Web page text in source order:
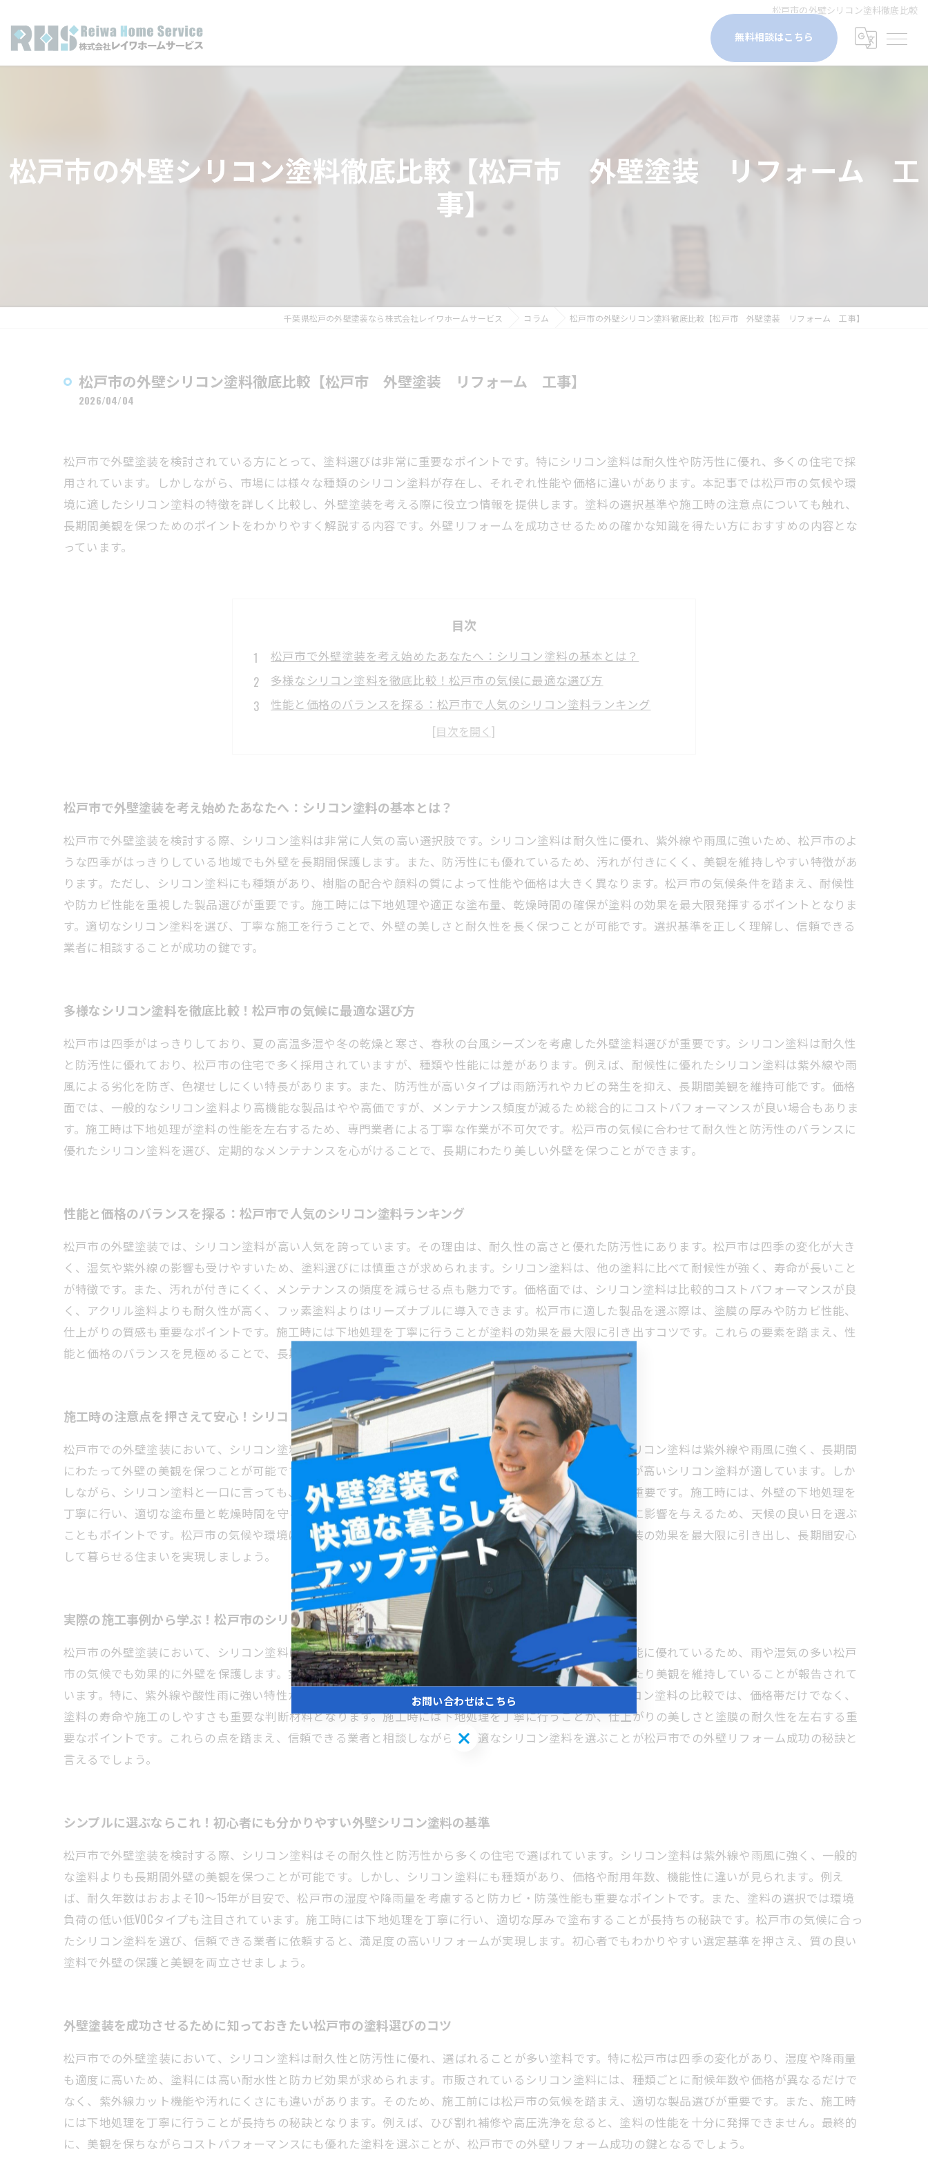
松戸市の外壁シリコン塗料徹底比較
無料相談はこちら
松戸市の外壁シリコン塗料徹底比較【松戸市 外壁塗装 リフォーム 工
事】
千葉県松戸の外壁塗装なら株式会社レイワホームサービス コラム 松戸市の外壁シリコン塗料徹底比較【松戸市 外壁塗装 リフォーム 工事】
松戸市の外壁シリコン塗料徹底比較【松戸市 外壁塗装 リフォーム 工事】
2026/04/04
松戸市で外壁塗装を検討されている方にとって、塗料選びは非常に重要なポイントです。特にシリコン塗料は耐久性や防汚性に優れ、多くの住宅で採
用されています。しかしながら、市場には様々な種類のシリコン塗料が存在し、それぞれ性能や価格に違いがあります。本記事では松戸市の気候や環
境に適したシリコン塗料の特徴を詳しく比較し、外壁塗装を考える際に役立つ情報を提供します。塗料の選択基準や施工時の注意点についても触れ、
長期間美観を保つためのポイントをわかりやすく解説する内容です。外壁リフォームを成功させるための確かな知識を得たい方におすすめの内容とな
っています。
目次
松戸市で外壁塗装を考え始めたあなたへ：シリコン塗料の基本とは？
多様なシリコン塗料を徹底比較！松戸市の気候に最適な選び方
性能と価格のバランスを探る：松戸市で人気のシリコン塗料ランキング
施工時の注意点を押さえて安心！シリコン塗料で長持ちする外壁塗装へ
外壁塗装を成功させるために知っておきたい松戸市の塗料選びのコツ
松戸市で外壁塗装を考え始めたあなたへ：シリコン塗料の基本とは？
松戸市で外壁塗装を検討する際、シリコン塗料は非常に人気の高い選択肢です。シリコン塗料は耐久性に優れ、紫外線や雨風に強いため、松戸市のよ
うな四季がはっきりしている地域でも外壁を長期間保護します。また、防汚性にも優れているため、汚れが付きにくく、美観を維持しやすい特徴があ
ります。ただし、シリコン塗料にも種類があり、樹脂の配合や顔料の質によって性能や価格は大きく異なります。松戸市の気候条件を踏まえ、耐候性
や防カビ性能を重視した製品選びが重要です。施工時には下地処理や適正な塗布量、乾燥時間の確保が塗料の効果を最大限発揮するポイントとなりま
す。適切なシリコン塗料を選び、丁寧な施工を行うことで、外壁の美しさと耐久性を長く保つことが可能です。選択基準を正しく理解し、信頼できる
業者に相談することが成功の鍵です。
多様なシリコン塗料を徹底比較！松戸市の気候に最適な選び方
松戸市は四季がはっきりしており、夏の高温多湿や冬の乾燥と寒さ、春秋の台風シーズンを考慮した外壁塗料選びが重要です。シリコン塗料は耐久性
と防汚性に優れており、松戸市の住宅で多く採用されていますが、種類や性能には差があります。例えば、耐候性に優れたシリコン塗料は紫外線や雨
風による劣化を防ぎ、色褪せしにくい特長があります。また、防汚性が高いタイプは雨筋汚れやカビの発生を抑え、長期間美観を維持可能です。価格
面では、一般的なシリコン塗料より高機能な製品はやや高価ですが、メンテナンス頻度が減るため総合的にコストパフォーマンスが良い場合もありま
す。施工時は下地処理が塗料の性能を左右するため、専門業者による丁寧な作業が不可欠です。松戸市の気候に合わせて耐久性と防汚性のバランスに
優れたシリコン塗料を選び、定期的なメンテナンスを心がけることで、長期にわたり美しい外壁を保つことができます。
性能と価格のバランスを探る：松戸市で人気のシリコン塗料ランキング
松戸市の外壁塗装では、シリコン塗料が高い人気を誇っています。その理由は、耐久性の高さと優れた防汚性にあります。松戸市は四季の変化が大き
く、湿気や紫外線の影響も受けやすいため、塗料選びには慎重さが求められます。シリコン塗料は、他の塗料に比べて耐候性が強く、寿命が長いこと
が特徴です。また、汚れが付きにくく、メンテナンスの頻度を減らせる点も魅力です。価格面では、シリコン塗料は比較的コストパフォーマンスが良
く、アクリル塗料よりも耐久性が高く、フッ素塗料よりはリーズナブルに導入できます。松戸市に適した製品を選ぶ際は、塗膜の厚みや防カビ性能、
仕上がりの質感も重要なポイントです。施工時には下地処理を丁寧に行うことが塗料の効果を最大限に引き出すコツです。これらの要素を踏まえ、性
能と価格のバランスを見極めることで、長期間にわたり美しい外観を保つことが可能になります。
施工時の注意点を押さえて安心！シリコン塗料で長持ちする外壁塗装へ
松戸市での外壁塗装において、シリコン塗料はその耐久性と防汚性能から多くの住宅で選ばれています。シリコン塗料は紫外線や雨風に強く、長期間
にわたって外壁の美観を保つことが可能です。特に松戸市は湿気や降雨がやや多いため、防かび・防藻性能が高いシリコン塗料が適しています。しか
しながら、シリコン塗料と一口に言っても、耐用年数や価格帯、含まれる成分に違いがあるため、選び方が重要です。施工時には、外壁の下地処理を
丁寧に行い、適切な塗布量と乾燥時間を守ることが長持ちの秘訣となります。また、気温や湿度が施工環境に影響を与えるため、天候の良い日を選ぶ
こともポイントです。松戸市の気候や環境に合ったシリコン塗料を選び、正しい施工を行うことで、外壁塗装の効果を最大限に引き出し、長期間安心
して暮らせる住まいを実現しましょう。
実際の施工事例から学ぶ！松戸市のシリコン塗料で美観を保つ秘訣
松戸市の外壁塗装において、シリコン塗料は人気の高い選択肢です。シリコン塗料は耐久性が高く、防汚性能に優れているため、雨や湿気の多い松戸
市の気候でも効果的に外壁を保護します。実際の施工事例では、シリコン塗料を使用した住宅が長期間にわたり美観を維持していることが報告されて
います。特に、紫外線や酸性雨に強い特性が、松戸の環境に適している点が評価されています。複数のシリコン塗料の比較では、価格帯だけでなく、
塗料の寿命や施工のしやすさも重要な判断材料となります。施工時には下地処理を丁寧に行うことが、仕上がりの美しさと塗膜の耐久性を左右する重
要なポイントです。これらの点を踏まえ、信頼できる業者と相談しながら、最適なシリコン塗料を選ぶことが松戸市での外壁リフォーム成功の秘訣と
言えるでしょう。
シンプルに選ぶならこれ！初心者にも分かりやすい外壁シリコン塗料の基準
松戸市で外壁塗装を検討する際、シリコン塗料はその耐久性と防汚性から多くの住宅で選ばれています。シリコン塗料は紫外線や雨風に強く、一般的
な塗料よりも長期間外壁の美観を保つことが可能です。しかし、シリコン塗料にも種類があり、価格や耐用年数、機能性に違いが見られます。例え
ば、耐久年数はおおよそ10～15年が目安で、松戸市の湿度や降雨量を考慮すると防カビ・防藻性能も重要なポイントです。また、塗料の選択では環境
負荷の低い低VOCタイプも注目されています。施工時には下地処理を丁寧に行い、適切な厚みで塗布することが長持ちの秘訣です。松戸市の気候に合っ
たシリコン塗料を選び、信頼できる業者に依頼すると、満足度の高いリフォームが実現します。初心者でもわかりやすい選定基準を押さえ、質の良い
塗料で外壁の保護と美観を両立させましょう。
外壁塗装を成功させるために知っておきたい松戸市の塗料選びのコツ
松戸市での外壁塗装において、シリコン塗料は耐久性と防汚性に優れ、選ばれることが多い塗料です。特に松戸市は四季の変化があり、湿度や降雨量
も適度に高いため、塗料には高い耐水性と防カビ効果が求められます。市販されているシリコン塗料には、種類ごとに耐候年数や価格が異なるだけで
なく、紫外線カット機能や汚れにくさにも違いがあります。そのため、施工前には松戸市の気候を踏まえ、適切な製品選びが重要です。また、施工時
には下地処理を丁寧に行うことが長持ちの秘訣となります。例えば、ひび割れ補修や高圧洗浄を怠ると、塗料の性能を十分に発揮できません。最終的
に、美観を保ちながらコストパフォーマンスにも優れた塗料を選ぶことが、松戸市での外壁リフォーム成功の鍵となるでしょう。
お問い合わせはこちら
お問い合わせはこちら